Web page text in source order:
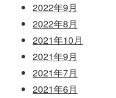
2022年9月
2022年8月
2021年10月
2021年9月
2021年7月
2021年6月